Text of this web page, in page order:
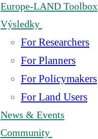
Europe-LAND Toolbox
Výsledky
For Researchers
For Planners
For Policymakers
For Land Users
News & Events
Community